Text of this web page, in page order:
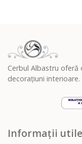
Cerbul Albastru
decorațiuni interioare.
Informații utile